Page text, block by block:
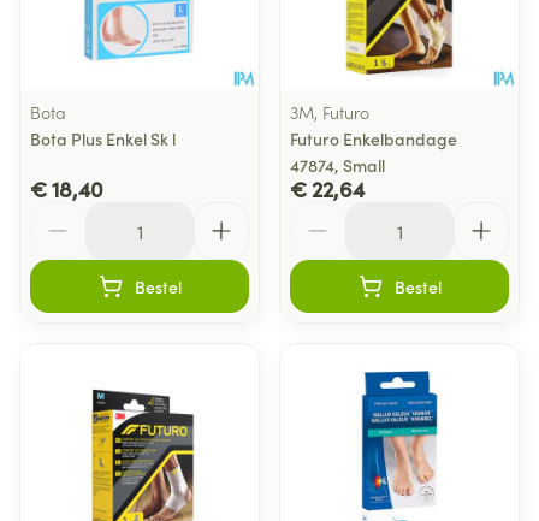
Bota
Bota Plus Enkel Sk l
€ 18,40
Bestel
3M, Futuro
Futuro Enkelbandage
47874, Small
€ 22,64
Bestel